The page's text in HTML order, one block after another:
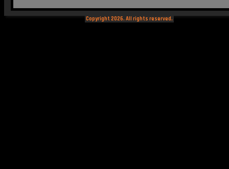
Copyright 2026. All rights reserved.